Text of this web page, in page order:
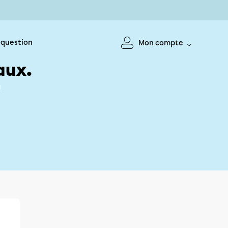
question Mon compte